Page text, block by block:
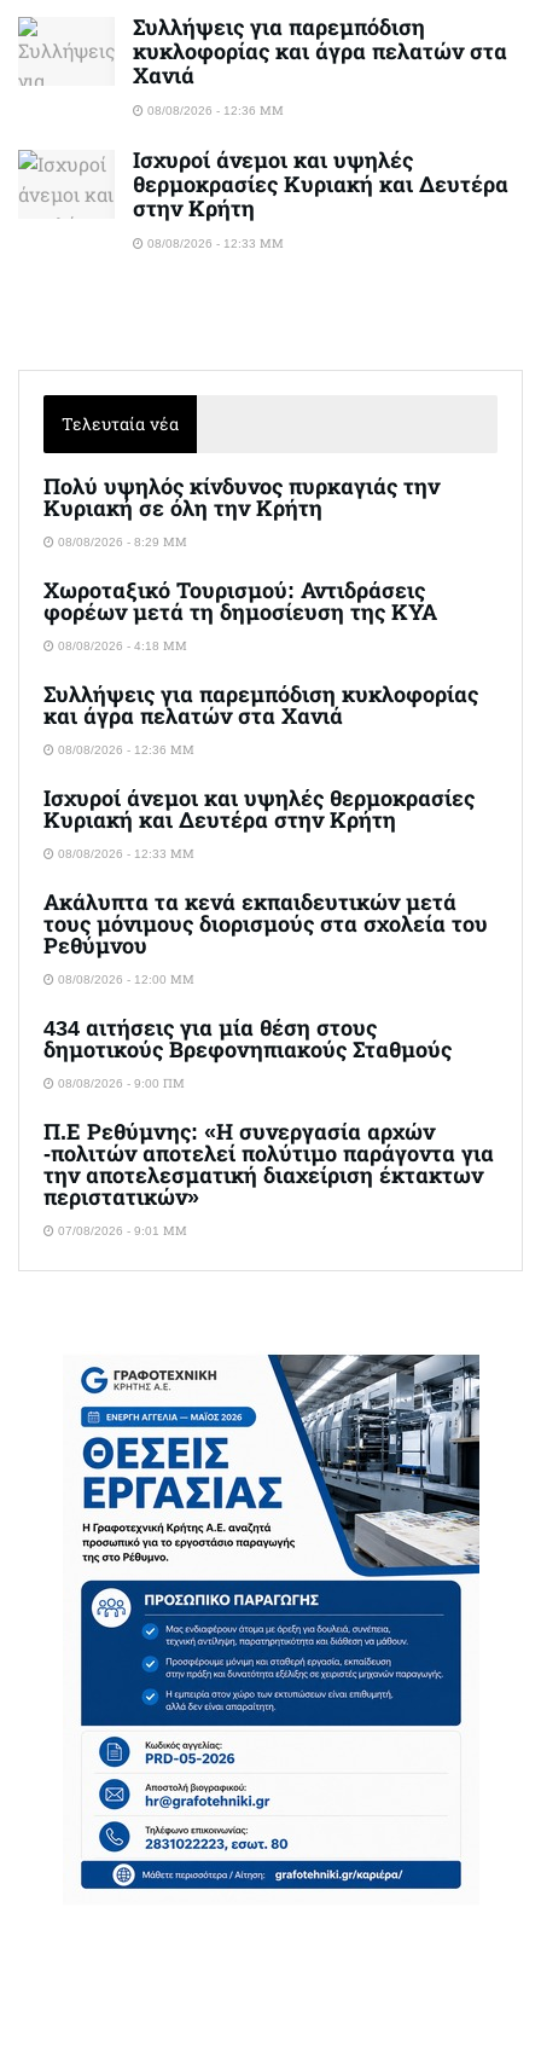
Συλλήψεις για παρεμπόδιση
κυκλοφορίας και άγρα πελατών στα
Χανιά
08/08/2026 - 12:36 ΜΜ
Ισχυροί άνεμοι και υψηλές
θερμοκρασίες Κυριακή και Δευτέρα
στην Κρήτη
08/08/2026 - 12:33 ΜΜ
Τελευταία νέα
Πολύ υψηλός κίνδυνος πυρκαγιάς την
Κυριακή σε όλη την Κρήτη
08/08/2026 - 8:29 ΜΜ
Χωροταξικό Τουρισμού: Αντιδράσεις
φορέων μετά τη δημοσίευση της ΚΥΑ
08/08/2026 - 4:18 ΜΜ
Συλλήψεις για παρεμπόδιση κυκλοφορίας
και άγρα πελατών στα Χανιά
08/08/2026 - 12:36 ΜΜ
Ισχυροί άνεμοι και υψηλές θερμοκρασίες
Κυριακή και Δευτέρα στην Κρήτη
08/08/2026 - 12:33 ΜΜ
Ακάλυπτα τα κενά εκπαιδευτικών μετά
τους μόνιμους διορισμούς στα σχολεία του
Ρεθύμνου
08/08/2026 - 12:00 ΜΜ
434 αιτήσεις για μία θέση στους
δημοτικούς Βρεφονηπιακούς Σταθμούς
08/08/2026 - 9:00 ΠΜ
Π.Ε Ρεθύμνης: «Η συνεργασία αρχών
-πολιτών αποτελεί πολύτιμο παράγοντα για
την αποτελεσματική διαχείριση έκτακτων
περιστατικών»
07/08/2026 - 9:01 ΜΜ